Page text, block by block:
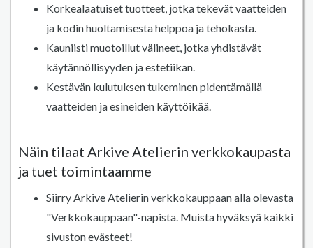
Korkealaatuiset tuotteet, jotka tekevät vaatteiden
ja kodin huoltamisesta helppoa ja tehokasta.
Kauniisti muotoillut välineet, jotka yhdistävät
käytännöllisyyden ja estetiikan.
Kestävän kulutuksen tukeminen pidentämällä
vaatteiden ja esineiden käyttöikää.
Näin tilaat Arkive Atelierin verkkokaupasta
ja tuet toimintaamme
Siirry Arkive Atelierin verkkokauppaan alla olevasta
"Verkkokauppaan"-napista. Muista hyväksyä kaikki
sivuston evästeet!